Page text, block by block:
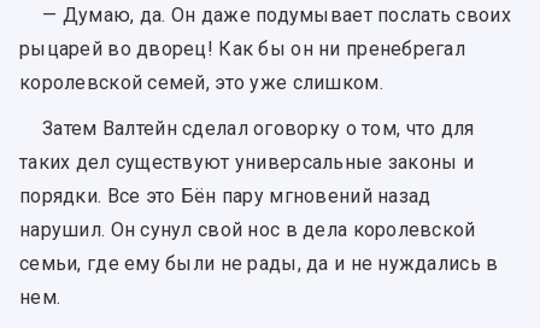
— Думаю, да. Он даже подумывает послать своих
рыцарей во дворец! Как бы он ни пренебрегал
королевской семей, это уже слишком.
Затем Валтейн сделал оговорку о том, что для
таких дел существуют универсальные законы и
порядки. Все это Бён пару мгновений назад
нарушил. Он сунул свой нос в дела королевской
семьи, где ему были не рады, да и не нуждались в
нем.